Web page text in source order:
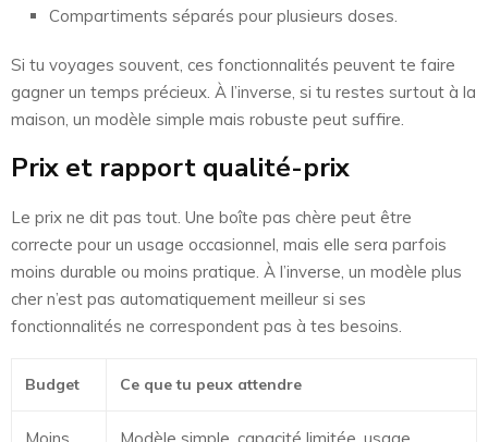
Compartiments séparés pour plusieurs doses.
Si tu voyages souvent, ces fonctionnalités peuvent te faire
gagner un temps précieux. À l’inverse, si tu restes surtout à la
maison, un modèle simple mais robuste peut suffire.
Prix et rapport qualité-prix
Le prix ne dit pas tout. Une boîte pas chère peut être
correcte pour un usage occasionnel, mais elle sera parfois
moins durable ou moins pratique. À l’inverse, un modèle plus
cher n’est pas automatiquement meilleur si ses
fonctionnalités ne correspondent pas à tes besoins.
Budget Ce que tu peux attendre
Moins
Modèle simple, capacité limitée, usage